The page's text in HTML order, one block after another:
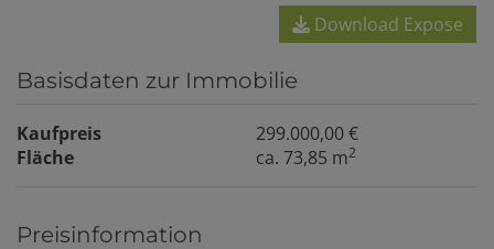
Download Expose
Basisdaten zur Immobilie
Kaufpreis
299.000,00 €
Fläche
ca. 73,85 m2
Preisinformation